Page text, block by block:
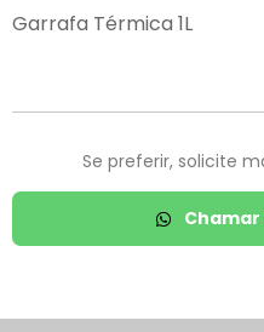
Garrafa Térmica 1L
Se preferir, solicite